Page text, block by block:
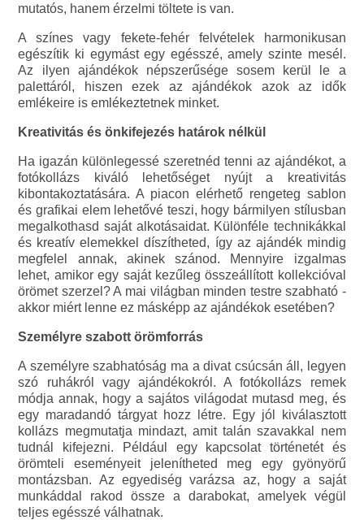
mutatós, hanem érzelmi töltete is van.
A színes vagy fekete-fehér felvételek harmonikusan
egészítik ki egymást egy egésszé, amely szinte mesél.
Az ilyen ajándékok népszerűsége sosem kerül le a
palettáról, hiszen ezek az ajándékok azok az idők
emlékeire is emlékeztetnek minket.
Kreativitás és önkifejezés határok nélkül
Ha igazán különlegessé szeretnéd tenni az ajándékot, a
fotókollázs kiváló lehetőséget nyújt a kreativitás
kibontakoztatására. A piacon elérhető rengeteg sablon
és grafikai elem lehetővé teszi, hogy bármilyen stílusban
megalkothasd saját alkotásaidat. Különféle technikákkal
és kreatív elemekkel díszítheted, így az ajándék mindig
megfelel annak, akinek szánod. Mennyire izgalmas
lehet, amikor egy saját kezűleg összeállított kollekcióval
örömet szerzel? A mai világban minden testre szabható -
akkor miért lenne ez másképp az ajándékok esetében?
Személyre szabott örömforrás
A személyre szabhatóság ma a divat csúcsán áll, legyen
szó ruhákról vagy ajándékokról. A fotókollázs remek
módja annak, hogy a sajátos világodat mutasd meg, és
egy maradandó tárgyat hozz létre. Egy jól kiválasztott
kollázs megmutatja mindazt, amit talán szavakkal nem
tudnál kifejezni. Például egy kapcsolat történetét és
örömteli eseményeit jelenítheted meg egy gyönyörű
montázsban. Az egyediség varázsa az, hogy a saját
munkáddal rakod össze a darabokat, amelyek végül
teljes egésszé válhatnak.